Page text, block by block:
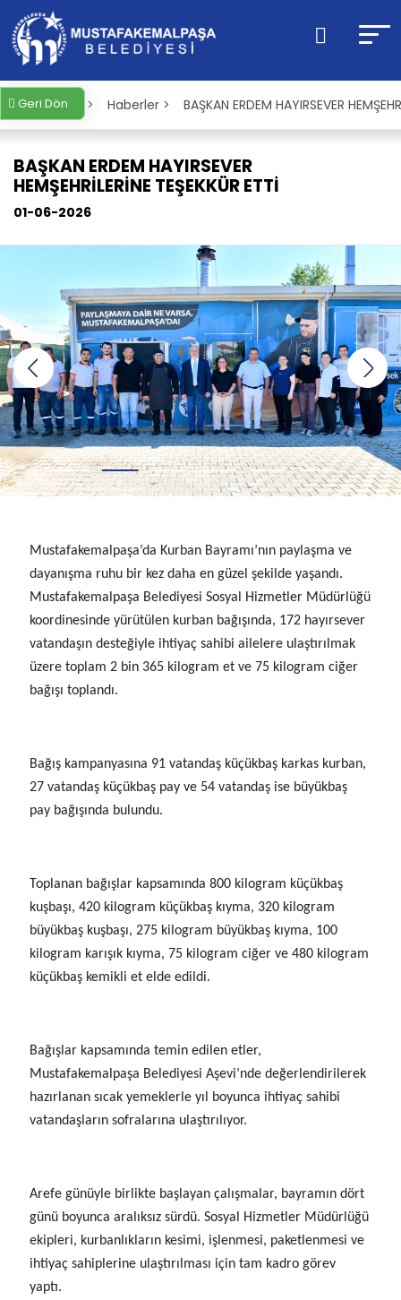
Geri Dön
Anasayfa > Haberler > BAŞKAN ERDEM HAYIRSEVER
BAŞKAN ERDEM HAYIRSEVER
HEMŞEHRİLERİNE TEŞEKKÜR ETTİ
01-06-2026
Mustafakemalpaşa’da Kurban Bayramı’nın paylaşma ve
dayanışma ruhu bir kez daha en güzel şekilde yaşandı.
Mustafakemalpaşa Belediyesi Sosyal Hizmetler Müdürlüğü
koordinesinde yürütülen kurban bağışında, 172 hayırsever
vatandaşın desteğiyle ihtiyaç sahibi ailelere ulaştırılmak
üzere toplam 2 bin 365 kilogram et ve 75 kilogram ciğer
bağışı toplandı.
Bağış kampanyasına 91 vatandaş küçükbaş karkas kurban,
27 vatandaş küçükbaş pay ve 54 vatandaş ise büyükbaş
pay bağışında bulundu.
Toplanan bağışlar kapsamında 800 kilogram küçükbaş
kuşbaşı, 420 kilogram küçükbaş kıyma, 320 kilogram
büyükbaş kuşbaşı, 275 kilogram büyükbaş kıyma, 100
kilogram karışık kıyma, 75 kilogram ciğer ve 480 kilogram
küçükbaş kemikli et elde edildi.
Bağışlar kapsamında temin edilen etler,
Mustafakemalpaşa Belediyesi Aşevi’nde değerlendirilerek
hazırlanan sıcak yemeklerle yıl boyunca ihtiyaç sahibi
vatandaşların sofralarına ulaştırılıyor.
Arefe günüyle birlikte başlayan çalışmalar, bayramın dört
günü boyunca aralıksız sürdü. Sosyal Hizmetler Müdürlüğü
ekipleri, kurbanlıkların kesimi, işlenmesi, paketlenmesi ve
ihtiyaç sahiplerine ulaştırılması için tam kadro görev
yaptı.